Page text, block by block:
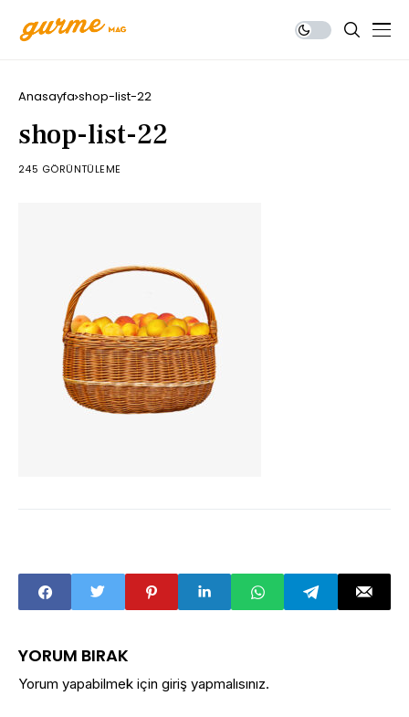
Anasayfa shop-list-22
shop-list-22
245 GÖRÜNTÜLEME
YORUM BIRAK
Yorum yapabilmek için giriş yapmalısınız.